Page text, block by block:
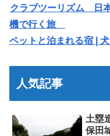
クラブツーリズム 日
機で行く旅
ペットと泊まれる宿 |
人気記事
土塁
保田